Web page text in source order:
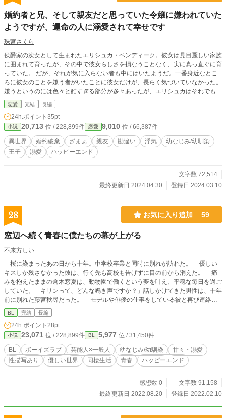
婚約者と兄、そして親友だと思っていた令嬢に嫌われていた
ようですが、運命の人に溺愛されて幸せです
珠宮さくら
侯爵家の次女として生まれたエリシュカ・ベンディーク。彼女は見目麗しい家族
に囲まれて育ったが、その中で彼女らしさを損なうことなく、実に真っ直ぐに育
っていた。 だが、それが気に入らない者も中にはいたようだ。一番身近なとこ
ろに彼女のことを嫌う者がいたことに彼女だけが、長らく気づいていなかった。
嫌うというのには色々と酷すぎる部分が多々あったが、エリシュカはそれでも彼
女らしさを損なうことなく、運命の人と出会うことになり、幸せになっていく。
彼だけでなくて、色んな人たちに溺愛されているのだが、その全てに気づくこと
は彼女には難しそうだ。
恋愛 完結 長編
24h.ポイント 35pt
小説 20,713 位 / 228,899件 恋愛 9,010 位 / 66,387件
異世界 婚約破棄 ざまぁ 親友 勘違い 浮気
幼なじみ/幼馴染
王子
溺愛 ハッピーエンド
文字数 72,514
最終更新日 2024.04.30
登録日 2024.03.10
28 お気に入り追加 59
窓辺へ続く青春に僕たちの幕が上がる
不来方しい
桜に染まったあの日から十年。中学校卒業と同時に別れが訪れた。 優しい
キスしか残さなかった彼は、行く先も高校も告げずに目の前から消えた。 痛
みを抱えたままの倉木窓夏は、動物園で働くという夢を叶え、平穏な毎日を過ご
していた。「キリンって、どんな鳴き声ですか？」話しかけてきた男性は、十年
前に別れた藤宮秋尋だった。 モデルや俳優の仕事をしている彼と再び連絡を
取るようになり、距離が近づいていく。 彼が人気モデルだと知らなかった窓
夏は、まさか記者に追い回されているとも知らずに深い仲へと発展し、同棲する
ようになるが……。
BL 完結 長編
24h.ポイント 28pt
小説 23,071 位 / 228,899件 BL 5,977 位 / 31,450件
BL ボーイズラブ 芸能人×一般人 幼なじみ/幼馴染
甘々・溺愛
性描写あり
優しい世界 同棲生活 青春 ハッピーエンド
感想数 0
文字数 91,158
最終更新日 2022.08.20
登録日 2022.02.10